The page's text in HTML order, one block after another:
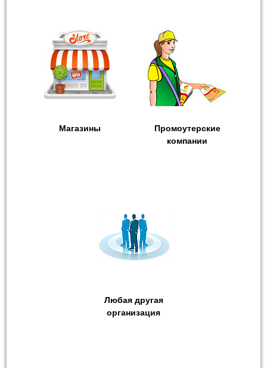
Магазины
Промоутерские
компании
Любая другая
организация